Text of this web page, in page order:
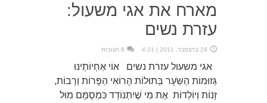
מארח את אגי משעול:
עזרת נשים
29 בדצמבר, 2011 | 4:21 8 תגובות
אגי משעול עזרת נשים אוֹי אַחְיוֹתֵינוּ
גְּזוּמוֹת הַשֵּׂעָר בְּתוּלוֹת הָרוֹאִי הַפָּרוֹת וְרָבוֹת,
זָנוֹת וְיוֹלְדוֹת אֶת מִי שֶׁיִתְנוֹדֵד כִּמְסֻמָּם מוּל